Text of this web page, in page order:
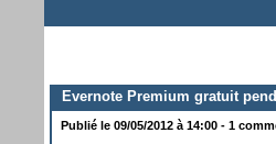
Evernote Premium gratuit
Publié le 09/05/2012 à 14:00 - 1